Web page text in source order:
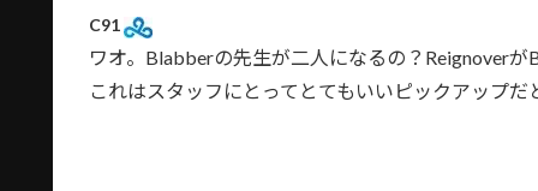
C91
ワオ。Blabberの先生が二人になるの？Reignover
これはスタッフにとってとてもいいピックアップだ